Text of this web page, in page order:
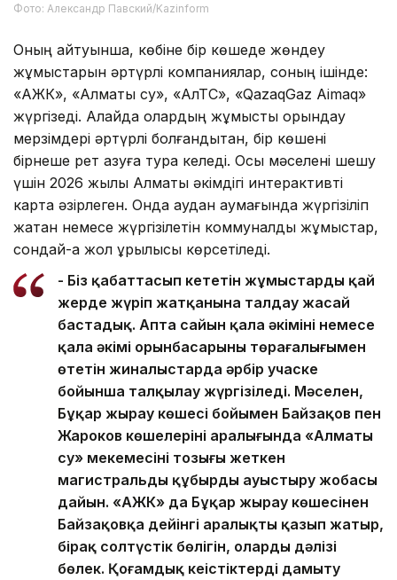
Фото: Александр Павский/Kazinform
Оның айтуынша, көбіне бір көшеде жөндеу
жұмыстарын әртүрлі компаниялар, соның ішінде:
«АЖК», «Алматы су», «АлТС», «QazaqGaz Aimaq»
жүргізеді. Алайда олардың жұмысты орындау
мерзімдері әртүрлі болғандықтан, бір көшені
бірнеше рет қазуға тура келеді. Осы мәселені шешу
үшін 2026 жылы Алматы әкімдігі интерактивті
карта әзірлеген. Онда аудан аумағында жүргізіліп
жатқан немесе жүргізілетін коммуналдық жұмыстар,
сондай-ақ жол құрылысы көрсетіледі.
- Біз қабаттасып кететін жұмыстардың қай
жерде жүріп жатқанына талдау жасай
бастадық. Апта сайын қала әкімінің немесе
қала әкімі орынбасарының төрағалығымен
өтетін жиналыстарда әрбір учаске
бойынша талқылау жүргізіледі. Мәселен,
Бұқар жырау көшесі бойымен Байзақов пен
Жароков көшелерінің аралығында «Алматы
су» мекемесінің тозығы жеткен
магистральды құбырды ауыстыру жобасы
дайын. «АЖК» да Бұқар жырау көшесінен
Байзақовқа дейінгі аралықты қазып жатыр,
бірақ солтүстік бөлігін, олардың дәлізі
бөлек. Қоғамдық кеңістіктерді дамыту